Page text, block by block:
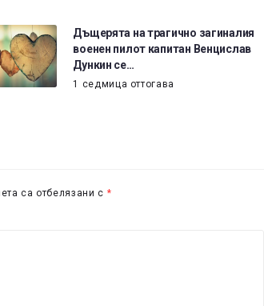
Дъщерята на трагично загиналия
военен пилот капитан Венцислав
Дункин се…
1 седмица оттогава
са отбелязани с *